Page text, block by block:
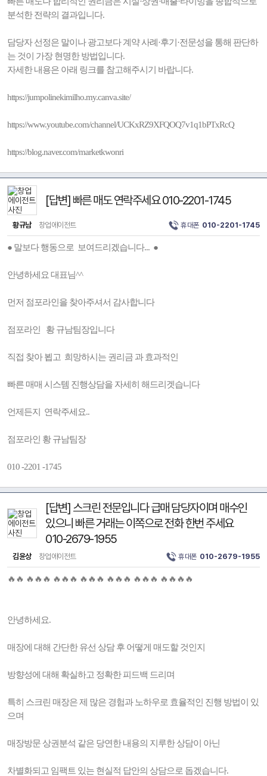
분석한 전략의 결과입니다.
담당자 선정은 말이나 광고보다 계약 사례·후기·전문성을 통해 판단하
는 것이 가장 현명한 방법입니다.
자세한 내용은 아래 링크를 참고해주시기 바랍니다.
https://jumpolinekimilho.my.canva.site/
https://www.youtube.com/channel/UCKxRZ9XFQOQ7v1q1bPTxRcQ
https://blog.naver.com/marketkwonri
[답변] 빠른 매도 연락주세요 010-2201-1745
황규남 창업에이전트 휴대폰 010-2201-1745
● 말보다 행동으로 보여드리겠습니다... ●
안녕하세요 대표님^^
먼저 점포라인을 찾아주셔서 감사합니다
점포라인 황 규남팀장입니다
직접 찾아 뵙고 희망하시는 권리금 과 효과적인
빠른 매매 시스템 진행상담을 자세히 해드리겟습니다
언제든지 연락주세요..
점포라인 황 규남팀장
010 -2201 -1745
[답변] 스크린 전문입니다 급매 담당자이며 매수인
있으니 빠른 거래는 이쪽으로 전화 한번 주세요
010-2679-1955
김윤상 창업에이전트 휴대폰 010-2679-1955
🔥🔥 🔥🔥🔥 🔥🔥🔥 🔥🔥🔥 🔥🔥🔥 🔥🔥🔥 🔥🔥🔥🔥
안녕하세요.
매장에 대해 간단한 유선 상담 후 어떻게 매도할 것인지
방향성에 대해 확실하고 정확한 피드백 드리며
특히 스크린 매장은 제 많은 경험과 노하우로 효율적인 진행 방법이 있
으며
매장방문 상권분석 같은 당연한 내용의 지루한 상담이 아닌
차별화되고 임팩트 있는 현실적 답안의 상담으로 돕겠습니다.